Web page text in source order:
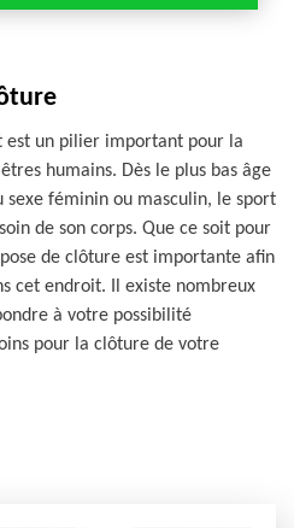
est un pilier important pour la
humains. Dès le plus bas âge
sexe féminin ou masculin, le sport
de son corps. Que ce soit pour
de clôture est importante afin
cet endroit. Il existe nombreux
à votre possibilité
pour la clôture de votre